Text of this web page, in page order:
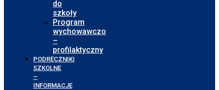
do
szkoły
Program
wychowawczo
–
profilaktyczny
PODRĘCZNIKI
SZKOLNE
–
INFORMACJE